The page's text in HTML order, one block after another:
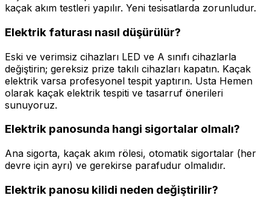
kaçak akım testleri yapılır. Yeni tesisatlarda zorunludur.
Elektrik faturası nasıl düşürülür?
Eski ve verimsiz cihazları LED ve A sınıfı cihazlarla
değiştirin; gereksiz prize takılı cihazları kapatın. Kaçak
elektrik varsa profesyonel tespit yaptırın. Usta Hemen
olarak kaçak elektrik tespiti ve tasarruf önerileri
sunuyoruz.
Elektrik panosunda hangi sigortalar olmalı?
Ana sigorta, kaçak akım rölesi, otomatik sigortalar (her
devre için ayrı) ve gerekirse parafudur olmalıdır.
Elektrik panosu kilidi neden değiştirilir?